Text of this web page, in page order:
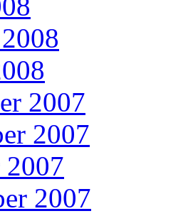
2007
2007
2007